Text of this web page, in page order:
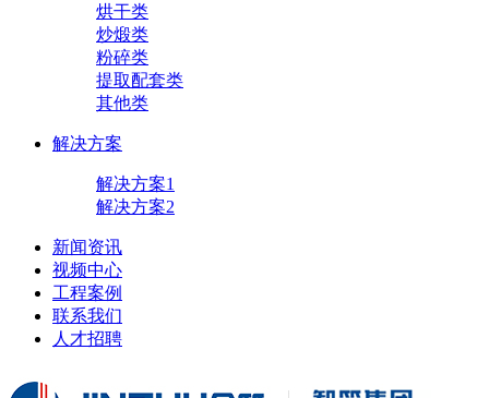
烘干类
炒煅类
粉碎类
提取配套类
其他类
解决方案
解决方案1
解决方案2
新闻资讯
视频中心
工程案例
联系我们
人才招聘